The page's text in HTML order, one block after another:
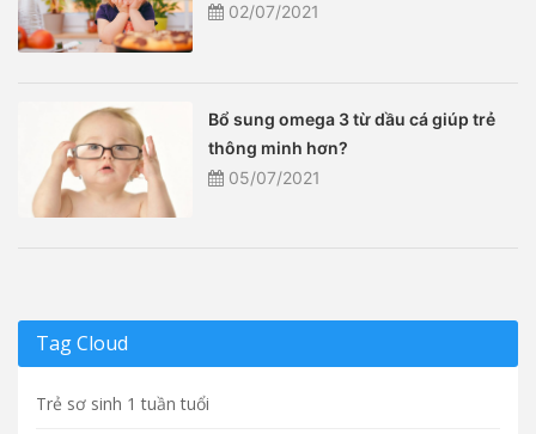
02/07/2021
Bổ sung omega 3 từ dầu cá giúp trẻ
thông minh hơn?
05/07/2021
Tag Cloud
Trẻ sơ sinh 1 tuần tuổi